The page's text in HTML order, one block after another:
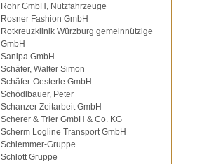
Rohr GmbH, Nutzfahrzeuge
Rosner Fashion GmbH
Rotkreuzklinik Würzburg gemeinnützige
GmbH
Sanipa GmbH
Schäfer, Walter Simon
Schäfer-Oesterle GmbH
Schödlbauer, Peter
Schanzer Zeitarbeit GmbH
Scherer & Trier GmbH & Co. KG
Scherm Logline Transport GmbH
Schlemmer-Gruppe
Schlott Gruppe